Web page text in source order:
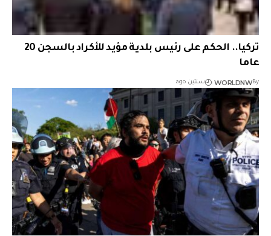
تركيا.. الحكم على رئيس بلدية مؤيد للأكراد بالسجن 20
عاما
By
WORLDNW سنتين ago